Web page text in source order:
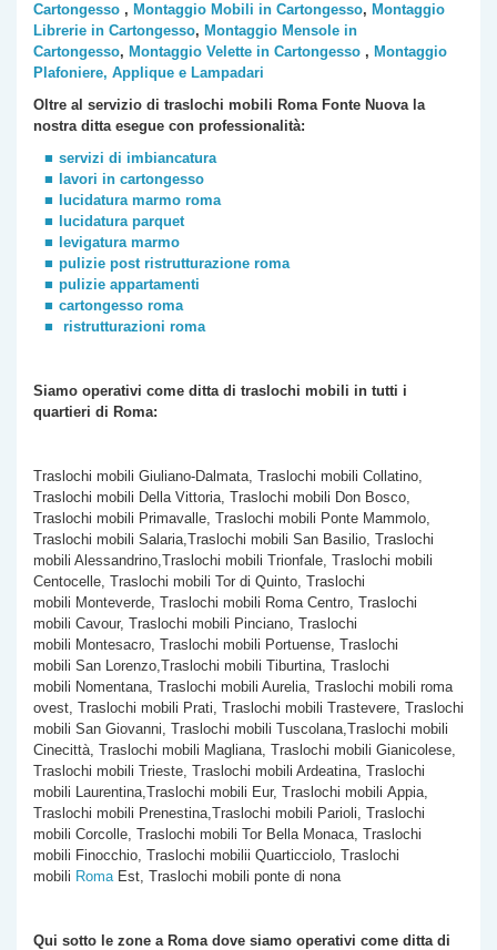
Cartongesso , Montaggio Mobili in Cartongesso, Montaggio
Librerie in Cartongesso, Montaggio Mensole in
Cartongesso, Montaggio Velette in Cartongesso , Montaggio
Plafoniere, Applique e Lampadari
Oltre al servizio di traslochi mobili Roma Fonte Nuovala
nostra ditta esegue con professionalità:
servizi di imbiancatura
lavori in cartongesso
lucidatura marmo roma
lucidatura parquet
levigatura marmo
pulizie post ristrutturazione roma
pulizie appartamenti
cartongesso roma
ristrutturazioni roma
Siamo operativi come ditta di traslochi mobili in tutti i
quartieri di Roma:
Traslochi mobili Giuliano-Dalmata, Traslochi mobili Collatino,
Traslochi mobili Della Vittoria, Traslochi mobili Don Bosco,
Traslochi mobili Primavalle, Traslochi mobili Ponte Mammolo,
Traslochi mobili Salaria,Traslochi mobili San Basilio, Traslochi
mobili Alessandrino,Traslochi mobili Trionfale, Traslochi mobili
Centocelle, Traslochi mobili Tor di Quinto, Traslochi
mobili Monteverde, Traslochi mobili Roma Centro, Traslochi
mobili Cavour, Traslochi mobili Pinciano, Traslochi
mobili Montesacro, Traslochi mobili Portuense, Traslochi
mobili San Lorenzo,Traslochi mobili Tiburtina, Traslochi
mobili Nomentana, Traslochi mobili Aurelia, Traslochi mobili roma
ovest, Traslochi mobili Prati, Traslochi mobili Trastevere, Traslochi
mobili San Giovanni, Traslochi mobili Tuscolana,Traslochi mobili
Cinecittà, Traslochi mobili Magliana, Traslochi mobili Gianicolese,
Traslochi mobili Trieste, Traslochi mobili Ardeatina, Traslochi
mobili Laurentina,Traslochi mobili Eur, Traslochi mobili Appia,
Traslochi mobili Prenestina,Traslochi mobili Parioli, Traslochi
mobili Corcolle, Traslochi mobili Tor Bella Monaca, Traslochi
mobili Finocchio, Traslochi mobilii Quarticciolo, Traslochi
mobili RomaEst, Traslochi mobili ponte di nona
Qui sotto le zone a Roma dove siamo operativi come ditta di